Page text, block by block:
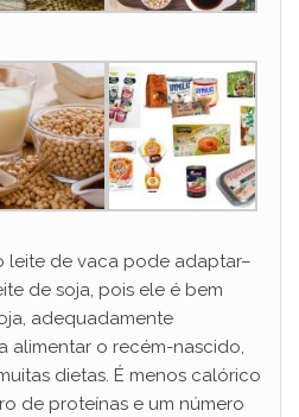
leite de vaca pode adaptar–
de soja, pois ele é bem
adequadamente
alimentar o recém-nascido,
dietas. É menos calórico
de proteínas e um número